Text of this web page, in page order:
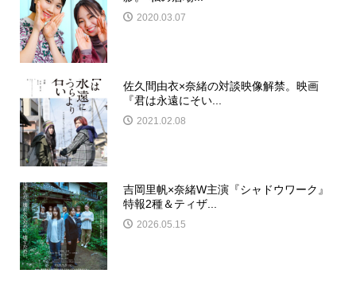
2020.03.07
佐久間由衣×奈緒の対談映像解禁。映画
『君は永遠にそい...
2021.02.08
吉岡里帆×奈緒W主演『シャドウワーク』
特報2種＆ティザ...
2026.05.15